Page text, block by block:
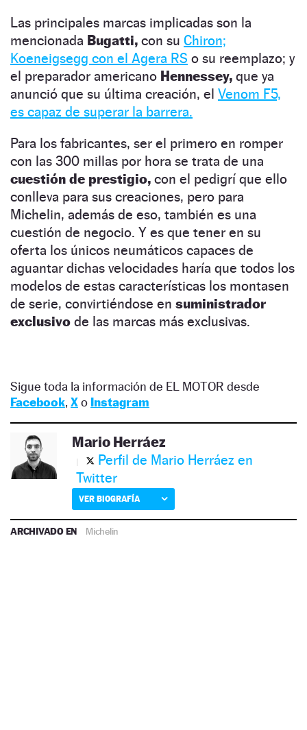
Las principales marcas implicadas son la
mencionada Bugatti, con su Chiron;
Koeneigsegg con el Agera RS o su reemplazo; y
el preparador americano Hennessey, que ya
anunció que su última creación, el Venom F5,
es capaz de superar la barrera.
Para los fabricantes, ser el primero en romper
con las 300 millas por hora se trata de una
cuestión de prestigio, con el pedigrí que ello
conlleva para sus creaciones, pero para
Michelin, además de eso, también es una
cuestión de negocio. Y es que tener en su
oferta los únicos neumáticos capaces de
aguantar dichas velocidades haría que todos los
modelos de estas características los montasen
de serie, convirtiéndose en suministrador
exclusivo de las marcas más exclusivas.
Sigue toda la información de EL MOTOR desde
Facebook, Xo Instagram
Mario Herráez
Perfil de Mario Herráez en
Twitter
VER BIOGRAFÍA
ARCHIVADO EN Michelin